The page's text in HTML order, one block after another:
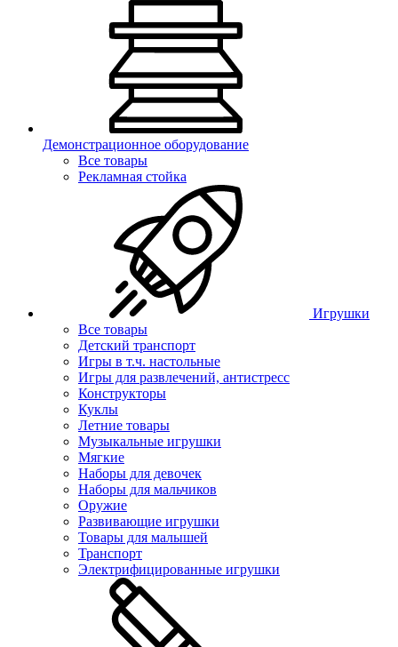
Демонстрационное оборудование
Все товары
Рекламная стойка
Игрушки
Все товары
Детский транспорт
Игры в т.ч. настольные
Игры для развлечений, антистресс
Конструкторы
Куклы
Летние товары
Музыкальные игрушки
Мягкие
Наборы для девочек
Наборы для мальчиков
Оружие
Развивающие игрушки
Товары для малышей
Транспорт
Электрифицированные игрушки